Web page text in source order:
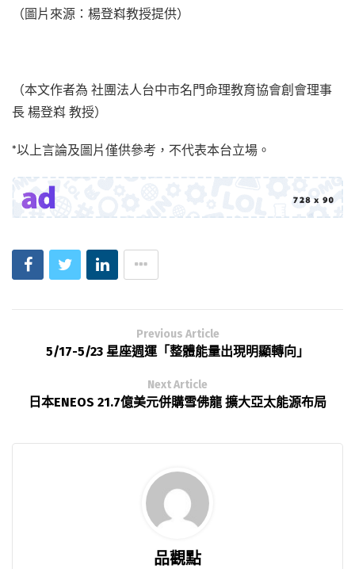
（圖片來源：楊登嵙教授提供）
（本文作者為 社團法人台中市名門命理教育協會創會理事
長 楊登嵙 教授）
*以上言論及圖片僅供參考，不代表本台立場。
Previous Article
5/17-5/23 星座週運「整體能量出現明顯轉向」
Next Article
日本ENEOS 21.7億美元併購雪佛龍 擴大亞太能源布局
品觀點